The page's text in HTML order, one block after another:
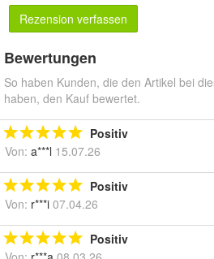
Rezension verfassen
Bewertungen
So haben Kunden, die den Artikel bei
haben, den Kauf bewertet.
Positiv
Von: a***l 15.07.26
Positiv
Von: r***i 07.04.26
Positiv